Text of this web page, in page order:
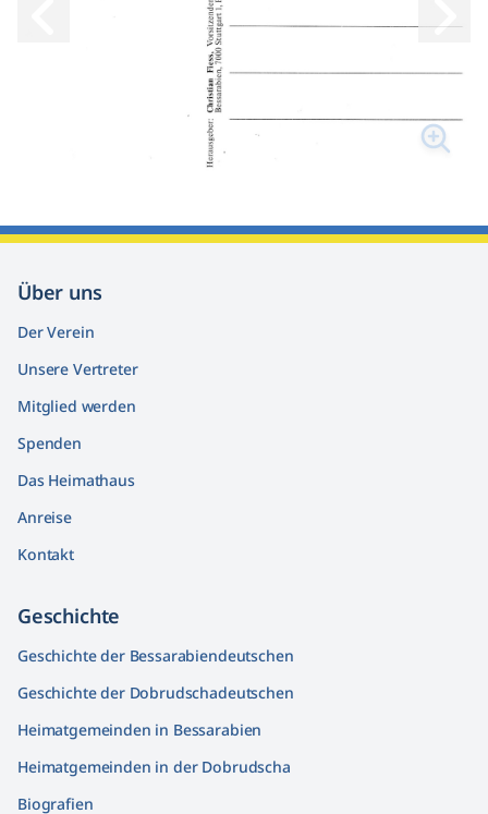
Über uns
Der Verein
Unsere Vertreter
Mitglied werden
Spenden
Das Heimathaus
Anreise
Kontakt
Geschichte
Geschichte der Bessarabiendeutschen
Geschichte der Dobrudschadeutschen
Heimatgemeinden in Bessarabien
Heimatgemeinden in der Dobrudscha
Biografien